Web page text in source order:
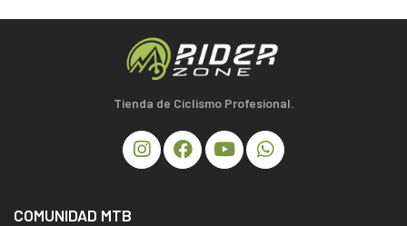
Tienda de Ciclismo Profesional.
COMUNIDAD MTB